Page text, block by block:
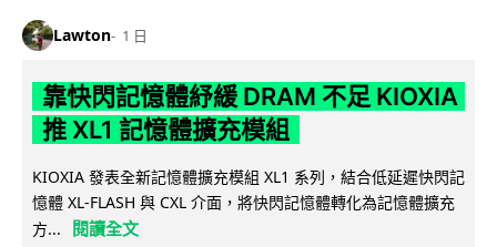
Lawton 1 日
靠快閃記憶體紓緩 DRAM 不足 KIOXIA
推 XL1 記憶體擴充模組
KIOXIA 發表全新記憶體擴充模組 XL1 系列，結合低延遲快閃記
憶體 XL-FLASH 與 CXL 介面，將快閃記憶體轉化為記憶體擴充
方...
閱讀全文